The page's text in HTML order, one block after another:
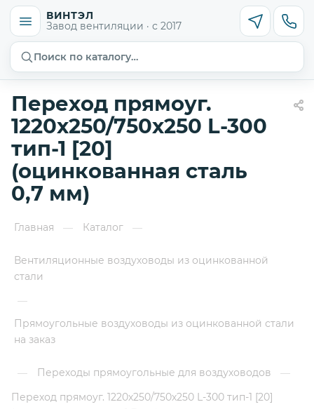
ВИНТЭЛ
Завод вентиляции · с 2017
Поиск по каталогу…
Переход прямоуг.
1220х250/750х250 L-300
тип-1 [20]
(оцинкованная сталь
0,7 мм)
Главная — Каталог —
Вентиляционные воздуховоды из оцинкованной
стали
—
Прямоугольные воздуховоды из оцинкованной стали
на заказ
— Переходы прямоугольные для воздуховодов
—
Переход прямоуг. 1220х250/750х250 L-300 тип-1 [20]